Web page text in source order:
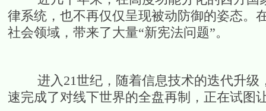
律系统，也不再仅仅呈现被动防御的姿态。
社会领域，带来了大量“新宪法问题”。
进入21世纪，随着信息技术的迭代升级
速完成了对线下世界的全盘再制，正在试图